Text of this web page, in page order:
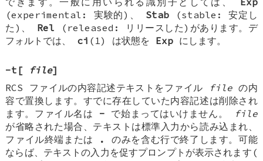
(experimental: 実験的)、 Stab (stable: 安定し
た)、 Rel (released: リリースした)があります。デ
フォルトでは、 ci (1) は状態を Exp にします。
-t [ file]
RCS ファイルの内容記述テキストをファイル
fileの内
容で置換します。すでに存在していた内容記述は削除され
ます。ファイル名は - で始まってはいけません。
file
が省略された場合、テキストは標準入力から読み込まれ、
ファイル終端または
.
のみを含む行で終了します。可能
ならば、テキストの入力を促すプロンプトが表示されます(